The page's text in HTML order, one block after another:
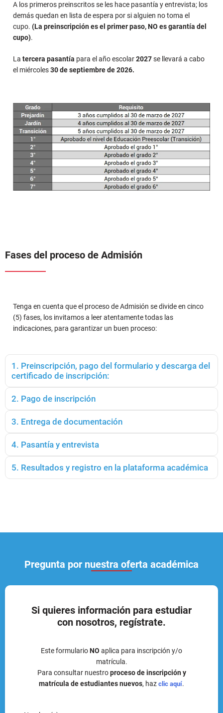
A los primeros preinscritos se les hace pasantía y entrevista; los
demás quedan en lista de espera por si alguien no toma el
cupo. (La preinscripción es el primer paso, NO es garantía del
cupo).
La tercera pasantía para el año escolar2027se llevará a cabo
el miércoles30 de septiembrede2026.
Fases del proceso de Admisión
Tenga en cuenta que el proceso de Admisión se divide en cinco
(5) fases, los invitamos a leer atentamente todas las
indicaciones, para garantizar un buen proceso:
1. Preinscripción, pago del formulario y descarga del
certificado de inscripción:
2. Pago de inscripción
3. Entrega de documentación
4. Pasantía y entrevista
5. Resultados y registro en la plataforma académica
Pregunta por nuestra oferta académica
Si quieres información para estudiar
con nosotros, regístrate.
Este formularioNO aplica para inscripción y/o
matrícula.
Para consultar nuestroproceso de inscripción y
matrícula de estudiantes nuevos, haz clic aquí.